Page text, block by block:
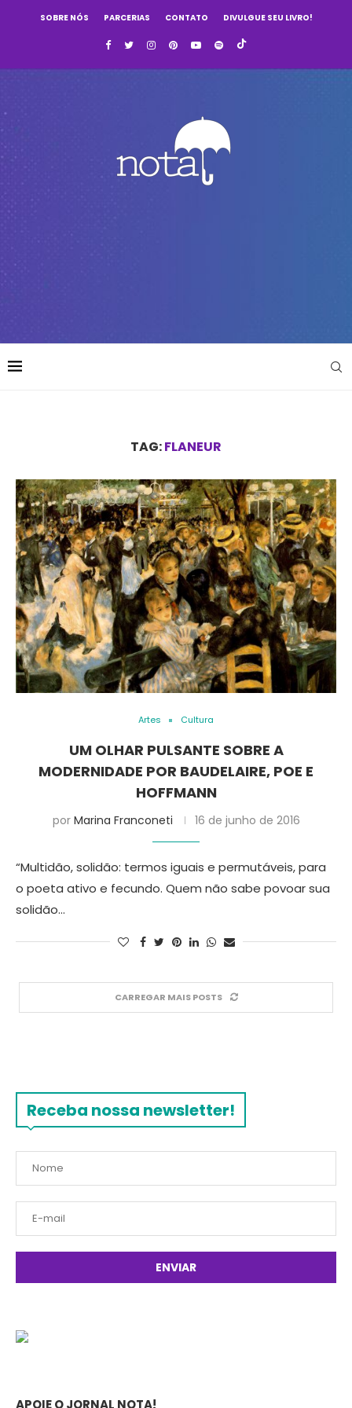
SOBRE NÓS PARCERIAS CONTATO DIVULGUE SEU LIVRO!
TAG:FLANEUR
Artes Cultura
UM OLHAR PULSANTE SOBRE A
MODERNIDADE POR BAUDELAIRE, POE E
HOFFMANN
por Marina Franconeti 16 de junho de 2016
“Multidão, solidão: termos iguais e permutáveis, para
o poeta ativo e fecundo. Quem não sabe povoar sua
solidão…
CARREGAR MAIS POSTS
Receba nossa newsletter!
APOIE O JORNAL NOTA!